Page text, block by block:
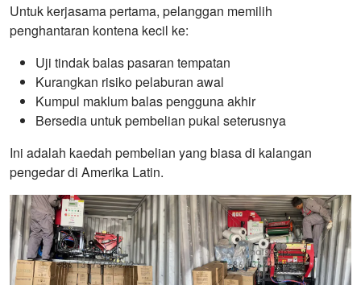
Untuk kerjasama pertama, pelanggan memilih
penghantaran kontena kecil ke:
Uji tindak balas pasaran tempatan
Kurangkan risiko pelaburan awal
Kumpul maklum balas pengguna akhir
Bersedia untuk pembelian pukal seterusnya
Ini adalah kaedah pembelian yang biasa di kalangan
pengedar di Amerika Latin.